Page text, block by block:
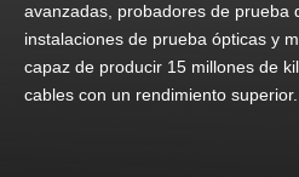
avanzadas, probadores de prueba
instalaciones de prueba ópticas y
capaz de producir 15 millones de
cables con un rendimiento superior.